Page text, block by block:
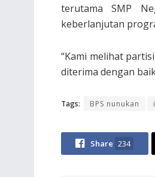
terutama SMP
keberlanjutan
“Kami melihat
diterima dengan
Tags: BPS nunukan
Share 234